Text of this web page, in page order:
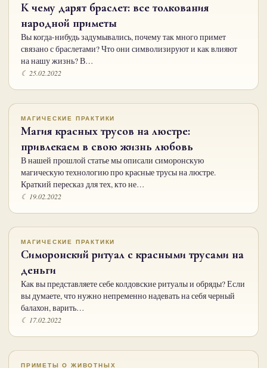
К чему дарят браслет: все толкования
народной приметы
Вы когда-нибудь задумывались, почему так много примет
связано с браслетами? Что они символизируют и как влияют
на нашу жизнь? В…
☾ 25.02.2022
МАГИЧЕСКИЕ ПРАКТИКИ
Магия красных трусов на люстре:
привлекаем в свою жизнь любовь
В нашей прошлой статье мы описали симоронскую
магическую технологию про красные трусы на люстре.
Краткий пересказ для тех, кто не…
☾ 19.02.2022
МАГИЧЕСКИЕ ПРАКТИКИ
Cиморонский ритуал с красными трусами на
деньги
Как вы представляете себе колдовские ритуалы и обряды? Если
вы думаете, что нужно непременно надевать на себя черный
балахон, варить…
☾ 17.02.2022
ПРИМЕТЫ О ЖИВОТНЫХ